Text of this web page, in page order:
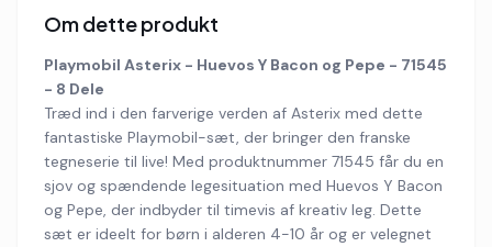
Om dette produkt
Playmobil Asterix - Huevos Y Bacon og Pepe - 71545
- 8 Dele
Træd ind i den farverige verden af Asterix med dette
fantastiske Playmobil-sæt, der bringer den franske
tegneserie til live! Med produktnummer 71545 får du en
sjov og spændende legesituation med Huevos Y Bacon
og Pepe, der indbyder til timevis af kreativ leg. Dette
sæt er ideelt for børn i alderen 4-10 år og er velegnet